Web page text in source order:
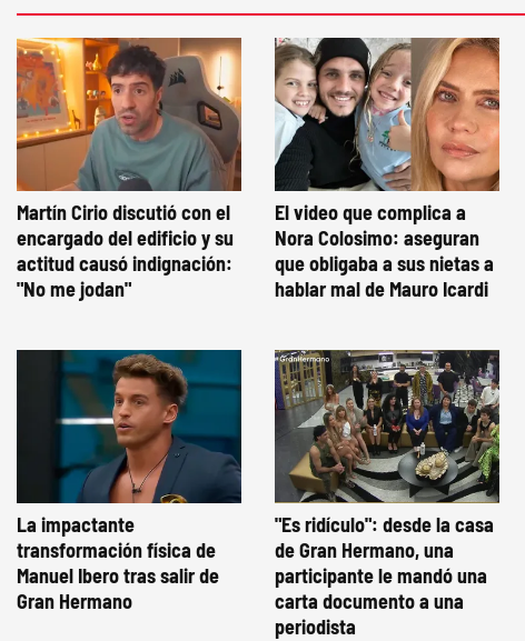
Martín Cirio discutió con el
encargado del edificio y su
actitud causó indignación:
"No me jodan"
El video que complica a
Nora Colosimo: aseguran
que obligaba a sus nietas a
hablar mal de Mauro Icardi
La impactante
transformación física de
Manuel Ibero tras salir de
Gran Hermano
"Es ridículo": desde la casa
de Gran Hermano, una
participante le mandó una
carta documento a una
periodista